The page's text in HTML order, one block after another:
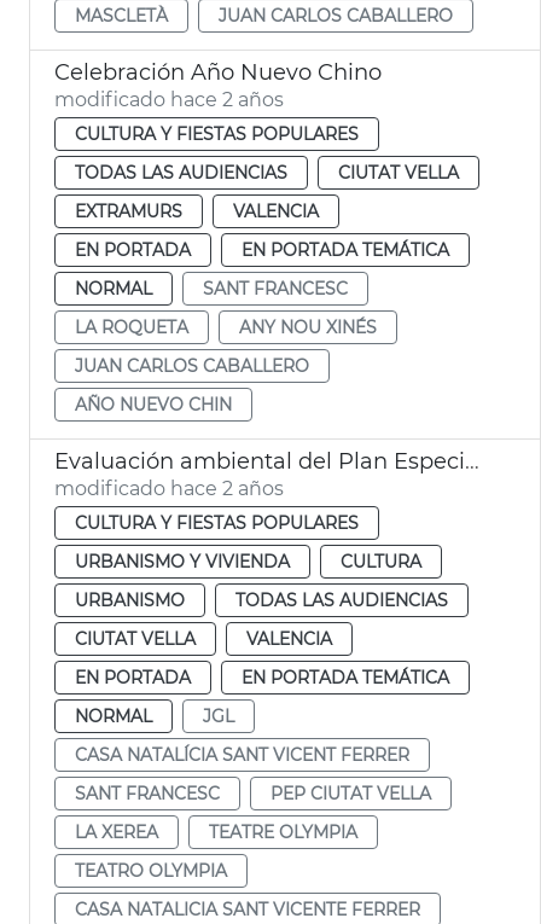
MASCLETÀ
JUAN CARLOS CABALLERO
Celebración Año Nuevo Chino
modificado hace 2 años
CULTURA Y FIESTAS POPULARES
TODAS LAS AUDIENCIAS
CIUTAT VELLA
EXTRAMURS
VALENCIA
EN PORTADA
EN PORTADA TEMÁTICA
NORMAL
SANT FRANCESC
LA ROQUETA
ANY NOU XINÉS
JUAN CARLOS CABALLERO
AÑO NUEVO CHIN
Evaluación ambiental del Plan Especial Protección Ciutat Vella
modificado hace 2 años
CULTURA Y FIESTAS POPULARES
URBANISMO Y VIVIENDA
CULTURA
URBANISMO
TODAS LAS AUDIENCIAS
CIUTAT VELLA
VALENCIA
EN PORTADA
EN PORTADA TEMÁTICA
NORMAL
JGL
CASA NATALÍCIA SANT VICENT FERRER
SANT FRANCESC
PEP CIUTAT VELLA
LA XEREA
TEATRE OLYMPIA
TEATRO OLYMPIA
CASA NATALICIA SANT VICENTE FERRER